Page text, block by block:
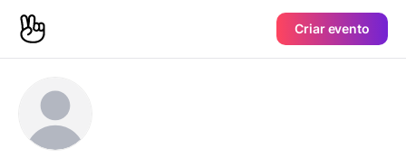
Criar evento